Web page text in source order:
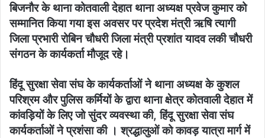
बिजनौर के थाना कोतवाली देहात थाना अध्यक्ष प्रवेज कुमार को
सम्मानित किया गया इस अवसर पर प्रदेश मंत्री ऋषि त्यागी
जिला प्रभारी रोबिन चौधरी जिला मंत्री प्रशांत यादव लकी चौधरी
संगठन के कार्यकर्ता मौजूद रहे।
हिंदू सुरक्षा सेवा संघ के कार्यकर्ताओं ने थाना अध्यक्ष के कुशल
परिश्रम और पुलिस कर्मियों के द्वारा थाना क्षेत्र कोतवाली देहात में
कांवड़ियों के लिए जो सुंदर व्यवस्था की, हिंदू सुरक्षा सेवा संघ
कार्यकर्ताओं ने प्रशंसा की । श्रद्धालुओं को कावड़ यात्रा मार्ग में